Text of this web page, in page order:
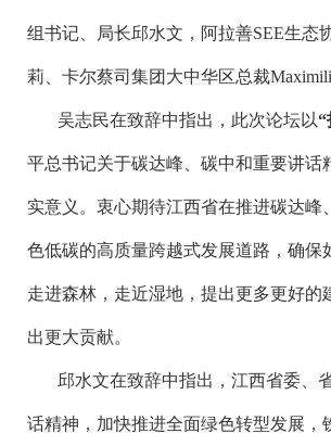
组书记、局长邱水文，阿拉善SEE生态
莉、卡尔蔡司集团大中华区总裁
吴志民在致辞中指出，此次论坛以“
平总书记关于碳达峰、碳中和重要讲
实意义。衷心期待江西省在推进碳达
色低碳的高质量跨越式发展道路，确
走进森林，走近湿地，提出更多更好
出更大贡献。
邱水文在致辞中指出，江西省委、
话精神，加快推进全面绿色转型发展